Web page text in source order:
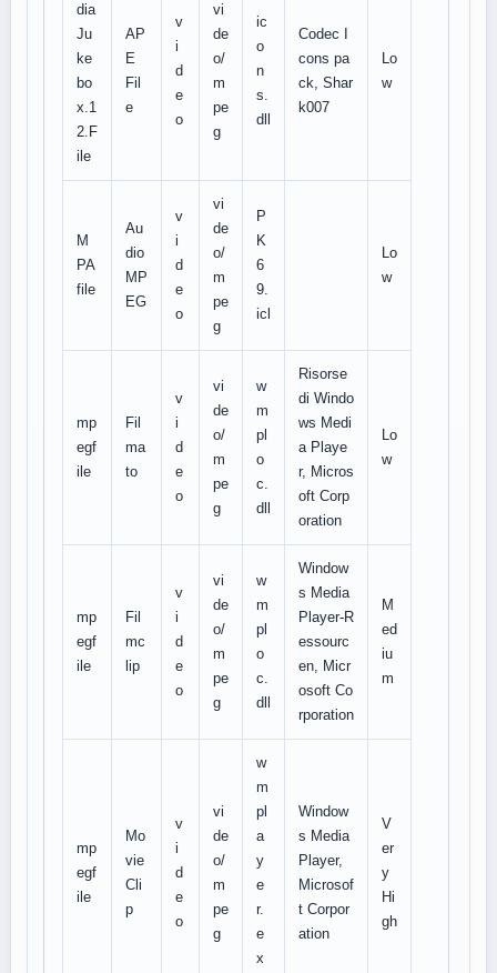
dia
Ju
ke
bo
x.1
2.F
ile
AP
E
Fil
e
v
i
d
e
o
vi
de
o/
m
pe
g
ic
o
n
s.
dll
Codec I
cons pa
ck, Shar
k007
Lo
w
M
PA
file
Au
dio
MP
EG
v
i
d
e
o
vi
de
o/
m
pe
g
P
K
6
9.
icl
Lo
w
mp
egf
ile
Fil
ma
to
v
i
d
e
o
vi
de
o/
m
pe
g
w
m
pl
o
c.
dll
Risorse
di Windo
ws Medi
a Playe
r, Micros
oft Corp
oration
Lo
w
mp
egf
ile
Fil
mc
lip
v
i
d
e
o
vi
de
o/
m
pe
g
w
m
pl
o
c.
dll
Window
s Media
Player-R
essourc
en, Micr
osoft Co
rporation
M
ed
iu
m
mp
egf
ile
Mo
vie
Cli
p
v
i
d
e
o
vi
de
o/
m
pe
g
w
m
pl
a
y
e
r.
e
x
Window
s Media
Player,
Microsof
t Corpor
ation
V
er
y
Hi
gh